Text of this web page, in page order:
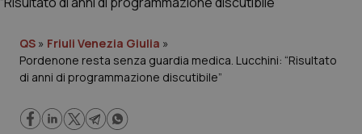
Governo e Parlamento
Regioni e Asl
QS » Friuli Venezia Giulia »
Pordenone resta senza guardia medica. Lucchini: “Risultato
di anni di programmazione discutibile”